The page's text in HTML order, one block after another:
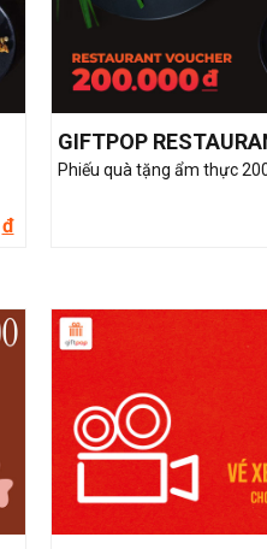
đ
GIFTPOP
Phiếu quà tặng ẩm thực